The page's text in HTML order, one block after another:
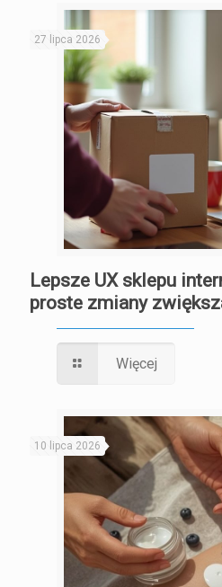
27 lipca 2026
Lepsze UX sklepu
proste zmiany
Więcej
10 lipca 2026